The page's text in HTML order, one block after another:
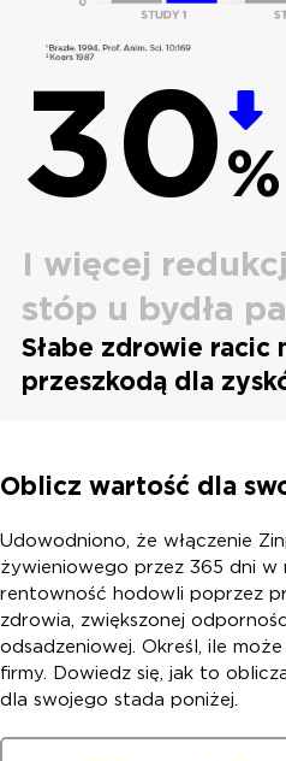
30%
I więcej
stóp u bydła
Słabe zdrowie racic
przeszkodą dla
Oblicz wartość dla
Udowodniono, że włączenie
żywieniowego przez 365 dni w
rentowność hodowli poprzez
zdrowia, zwiększonej
odsadzeniowej. Określ, ile
firmy. Dowiedz się, jak to
dla swojego stada poniżej.